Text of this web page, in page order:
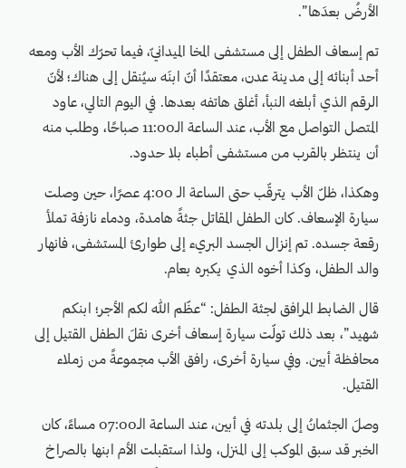
الأرضُ بعدَها”.
تم إسعاف الطفل إلى مستشفى المخا الميدانيّ، فيما تحرّك الأب ومعه
أحد أبنائه إلى مدينة عدن، معتقدًا أنّ ابنَه سيُنقل إلى هناك؛ لأنّ
الرقم الذي أبلغه النبأ، أغلق هاتفه بعدها. في اليوم التالي، عاود
المتصل التواصل مع الأب، عند الساعة الـ11:00 صباحًا، وطلب منه
أن ينتظر بالقرب من مستشفى أطباء بلا حدود.
وهكذا، ظلّ الأب يترقّب حتى الساعة الـ 4:00 عصرًا، حين وصلت
سيارة الإسعاف. كان الطفل المقاتل جثةً هامدة، ودماء نازفة تملأ
رقعة جسده. تم إنزال الجسد البريء إلى طوارئ المستشفى، فانهار
والد الطفل، وكذا أخوه الذي يكبره بعام.
قال الضابط المرافق لجثة الطفل: “عظّم الله لكم الأجر؛ ابنكم
شهيد”، بعد ذلك تولّت سيارة إسعاف أخرى نقلَ الطفل القتيل إلى
محافظة أبين. وفي سيارة أخرى، رافق الأب مجموعةً من زملاء
القتيل.
وصلَ الجثمانُ إلى بلدته في أبين، عند الساعة الـ07:00 مساءً، كان
الخبر قد سبق الموكب إلى المنزل، ولذا استقبلت الأم ابنها بالصراخ